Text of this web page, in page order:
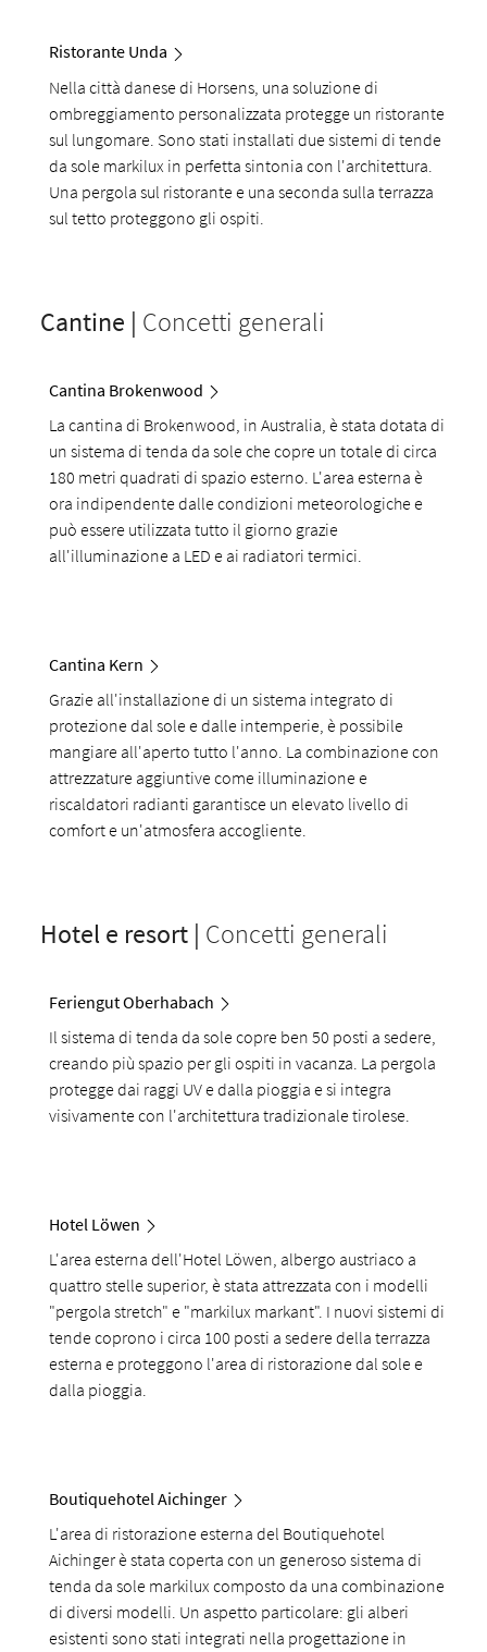
Ristorante Unda
Nella città danese di Horsens, una soluzione di
ombreggiamento personalizzata protegge un ristorante
sul lungomare. Sono stati installati due sistemi di tende
da sole markilux in perfetta sintonia con l'architettura.
Una pergola sul ristorante e una seconda sulla terrazza
sul tetto proteggono gli ospiti.
Cantine | Concetti generali
Cantina Brokenwood
La cantina di Brokenwood, in Australia, è stata dotata di
un sistema di tenda da sole che copre un totale di circa
180 metri quadrati di spazio esterno. L'area esterna è
ora indipendente dalle condizioni meteorologiche e
può essere utilizzata tutto il giorno grazie
all'illuminazione a LED e ai radiatori termici.
Cantina Kern
Grazie all'installazione di un sistema integrato di
protezione dal sole e dalle intemperie, è possibile
mangiare all'aperto tutto l'anno. La combinazione con
attrezzature aggiuntive come illuminazione e
riscaldatori radianti garantisce un elevato livello di
comfort e un'atmosfera accogliente.
Hotel e resort | Concetti generali
Feriengut Oberhabach
Il sistema di tenda da sole copre ben 50 posti a sedere,
creando più spazio per gli ospiti in vacanza. La pergola
protegge dai raggi UV e dalla pioggia e si integra
visivamente con l'architettura tradizionale tirolese.
Hotel Löwen
L'area esterna dell'Hotel Löwen, albergo austriaco a
quattro stelle superior, è stata attrezzata con i modelli
"pergola stretch" e "markilux markant". I nuovi sistemi di
tende coprono i circa 100 posti a sedere della terrazza
esterna e proteggono l'area di ristorazione dal sole e
dalla pioggia.
Boutiquehotel Aichinger
L'area di ristorazione esterna del Boutiquehotel
Aichinger è stata coperta con un generoso sistema di
tenda da sole markilux composto da una combinazione
di diversi modelli. Un aspetto particolare: gli alberi
esistenti sono stati integrati nella progettazione in